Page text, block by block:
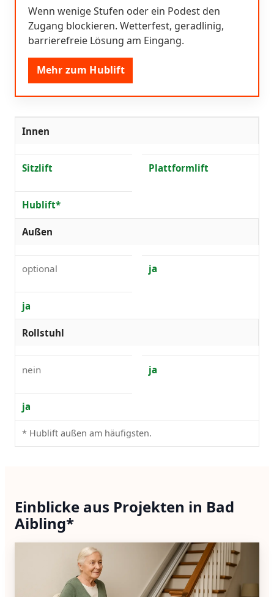
Wenn wenige Stufen oder ein Podest den
Zugang blockieren. Wetterfest, geradlinig,
barrierefreie Lösung am Eingang.
Mehr zum Hublift
Innen
Sitzlift Plattformlift
Hublift*
Außen
optional ja
ja
Rollstuhl
nein ja
ja
* Hublift außen am häufigsten.
Einblicke aus Projekten in Bad
Aibling*